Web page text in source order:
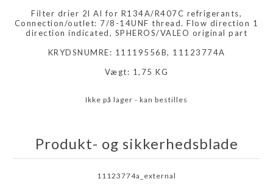
Filter drier 2l Al for R134A/R407C refrigerants,
Connection/outlet: 7/8-14UNF thread. Flow direction 1
direction indicated, SPHEROS/VALEO original part
KRYDSNUMRE: 11119556B, 11123774A
Vægt: 1,75 KG
Ikke på lager - kan bestilles
Produkt- og sikkerhedsblade
11123774a_external